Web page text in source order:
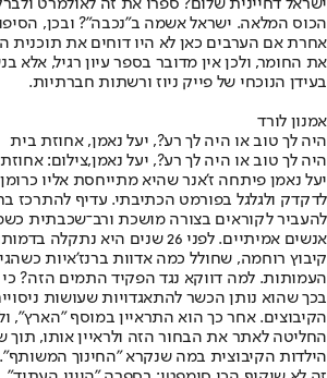
ישראל דחיינית שלום? ספרו את זה לאולמרט
הכוס המלאה. ישראל אשמה ב"נכבה"? ובכן,
אחרת אם הערבים כאן לא היו דוחים את תוכנית
את החומר, ולכן אין מדובר בספר עיון רגיל, אלא
בעידן הנוכחי של פייק ניוז ורשתות חברתיות.
אמנון לורד
היה לך טוב או היה לך רע?, יעל נאמן, אחוזת בית
היה לך טוב או היה לך רע?, יעל נאמן,צילום:
יעל נאמן פיתחה ז'אנר שהיא מתייחסת אליו
לדקדק ולגלגל בפורמט הכתיבתי. עדיף להתרכז
להעביר לקוראים בצורה מושכת ורב־שכבתית
אנשים אמיתיים. לפני 26 שנים היא
קיבוץ רוחמה, שחולל כמה אדוות ברנז'איות
העמותות. למה דווקא נגד הפקיד התמים הזה? כי
בכך שהוא נותן הכשר להתאגדויות שעושות
הקיבוצים. אחר כך הוא התראיין במוסף "הארץ",
החליטה לאתר את הבחור הזה ולראיין אותו,
הילדות הקיבוצית במה שנקרא "החינוך המשותף".